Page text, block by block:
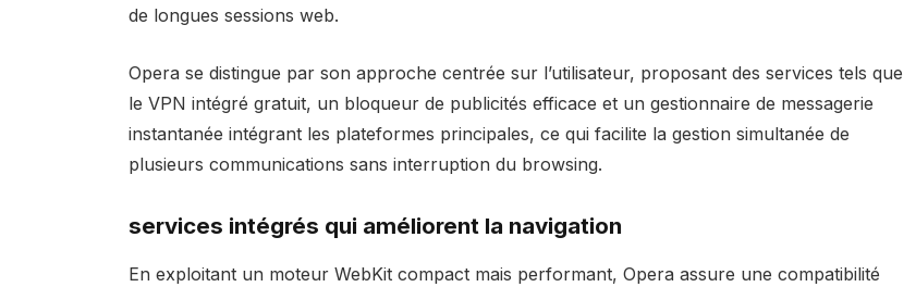
de longues sessions web.
Opera se distingue par son approche centrée sur l’utilisateur, proposant des services tels que
le VPN intégré gratuit, un bloqueur de publicités efficace et un gestionnaire de messagerie
instantanée intégrant les plateformes principales, ce qui facilite la gestion simultanée de
plusieurs communications sans interruption du browsing.
services intégrés qui améliorent la navigation
En exploitant un moteur WebKit compact mais performant, Opera assure une compatibilité